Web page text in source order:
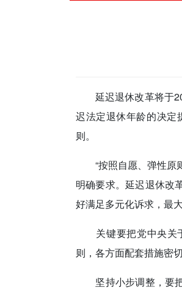
延迟退休改革将于
迟法定退休年龄的决定
则。
“按照自愿、弹性原
明确要求。延迟退休改
好满足多元化诉求，最
关键要把党中央关于
则，各方面配套措施密
坚持小步调整，要